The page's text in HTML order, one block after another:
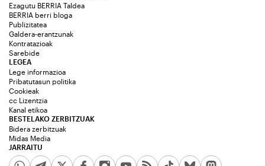
Ezagutu BERRIA Taldea
BERRIA berri bloga
Publizitatea
Galdera-erantzunak
Kontratazioak
Sarebide
JARRAITU
LEGEA
Lege informazioa
Pribatutasun politika
Cookieak
cc Lizentzia
Kanal etikoa
BESTELAKO ZERBITZUAK
Bidera zerbitzuak
Midas Media